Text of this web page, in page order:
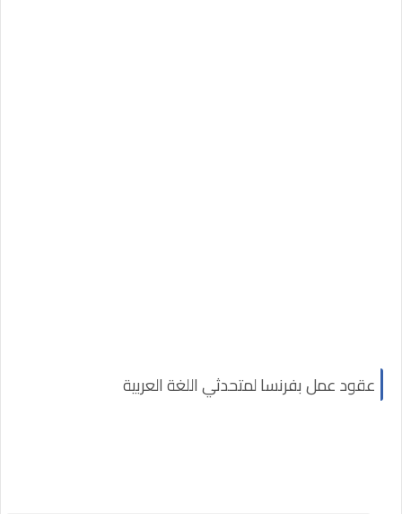
عقود عمل بفرنسا لمتحدثي اللغة العربية